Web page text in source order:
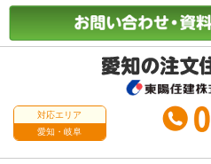
対応エリア
愛知・岐阜